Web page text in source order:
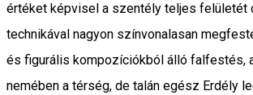
értéket képvisel a szentély teljes
technikával nagyon színvonalasan
és figurális kompozíciókból álló falfestés,
nemében a térség, de talán egész Erdély